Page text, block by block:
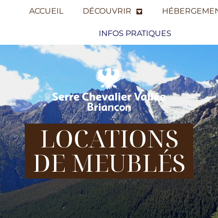
ACCUEIL DÉCOUVRIR
INFOS PRATIQUES
LOCATIONS
DE MEUBLÉS